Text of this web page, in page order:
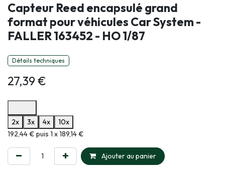
Capteur Reed encapsulé grand
format pour véhicules Car System -
FALLER 163452 - HO 1/87
Détails techniques
27,39€
2x
3x 4x
10x
Informations sur le plan de paiement sélectionné
192,44 € puis 1 x 189,14 €
Ajouter au panier